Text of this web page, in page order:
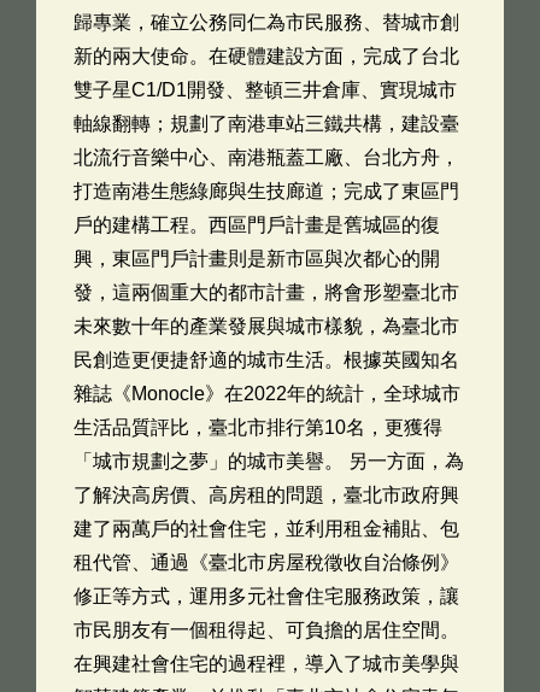
歸專業，確立公務同仁為市民服務、替城市創
新的兩大使命。在硬體建設方面，完成了台北
雙子星C1/D1開發、整頓三井倉庫、實現城市
軸線翻轉；規劃了南港車站三鐵共構，建設臺
北流行音樂中心、南港瓶蓋工廠、台北方舟，
打造南港生態綠廊與生技廊道；完成了東區門
戶的建構工程。西區門戶計畫是舊城區的復
興，東區門戶計畫則是新市區與次都心的開
發，這兩個重大的都市計畫，將會形塑臺北市
未來數十年的產業發展與城市樣貌，為臺北市
民創造更便捷舒適的城市生活。根據英國知名
雜誌《Monocle》在2022年的統計，全球城市
生活品質評比，臺北市排行第10名，更獲得
「城市規劃之夢」的城市美譽。 另一方面，為
了解決高房價、高房租的問題，臺北市政府興
建了兩萬戶的社會住宅，並利用租金補貼、包
租代管、通過《臺北市房屋稅徵收自治條例》
修正等方式，運用多元社會住宅服務政策，讓
市民朋友有一個租得起、可負擔的居住空間。
在興建社會住宅的過程裡，導入了城市美學與